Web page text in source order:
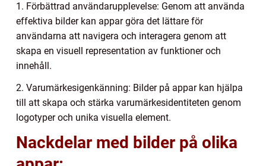
1. Förbättrad användarupplevelse: Genom att använda
effektiva bilder kan appar göra det lättare för
användarna att navigera och interagera genom att
skapa en visuell representation av funktioner och
innehåll.
2. Varumärkesigenkänning: Bilder på appar kan hjälpa
till att skapa och stärka varumärkesidentiteten genom
logotyper och unika visuella element.
Nackdelar med bilder på olika